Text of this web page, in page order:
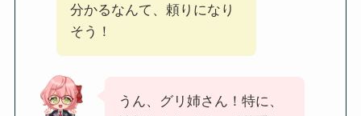
分かるなんて、頼りになり
そう！
うん、グリ姉さん！特に、